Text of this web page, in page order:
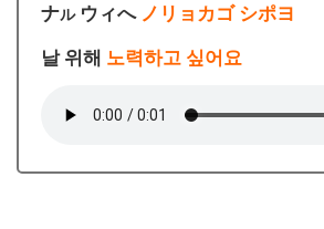
ナルウィへ ノリョカゴ シポヨ
날 위해 노력하고 싶어요